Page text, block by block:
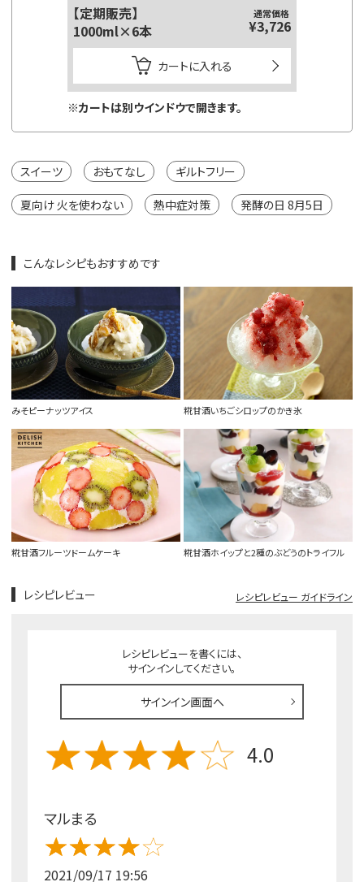
【定期販売】
1000ml×6本
通常価格
¥3,726
カートに入れる
※カートは別ウインドウで開きます。
スイーツ おもてなし ギルトフリー
夏向け 火を使わない 熱中症対策 発酵の日 8月5日
こんなレシピもおすすめです
みそピーナッツアイス 糀甘酒いちごシロップのかき氷
糀甘酒フルーツドームケーキ 糀甘酒ホイップと2種のぶどうのトライフル
レシピレビュー レシピレビュー ガイドライン
レシピレビューを書くには、
サインインしてください。
サインイン画面へ
4.0
マルまる
2021/09/17 19:56